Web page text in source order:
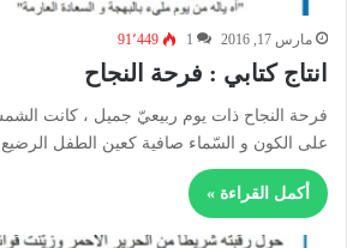
مارس 17, 2016 1 91٬449
انتاج كتابي : فرحة النجاح
فرحة النجاح ذات يوم ربيعيّ جميل ، كانت
على الكون و السّماء صافية كعين الطفل
أكمل القراءة »